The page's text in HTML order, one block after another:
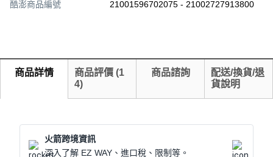
酷澎商品編號
21001596702075 - 21002727913800
商品詳情 商品評價 (1
4)
商品諮詢
配送/換貨/退
貨說明
火箭跨境資訊
深入了解 EZ WAY、進口稅、限制等。